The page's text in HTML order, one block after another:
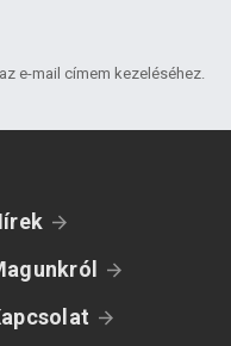
e-mail címem kezeléséhez.